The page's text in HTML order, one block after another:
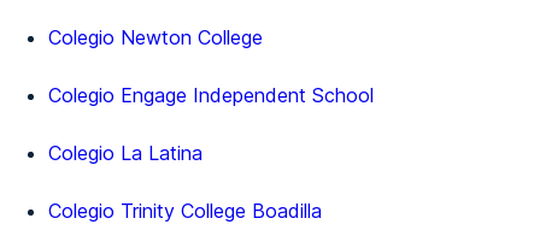
Colegio Newton College
Colegio Engage Independent School
Colegio La Latina
Colegio Trinity College Boadilla